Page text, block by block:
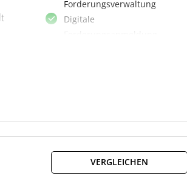
Forderungsverwaltung
Digitale
Insolvenzverfahren
Suche nach nicht GIS-
Verfahren
Verfahrensdokumente
VERGLEICHEN